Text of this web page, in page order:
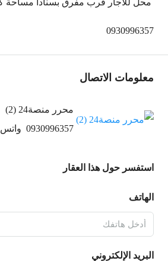
محل للأجار قرب مفرق بسنادا مساحة
0930996357
معلومات الاتصال
محرر منصة24 (2)
0930996357
استفسر حول هذا العقار
الهاتف
البريد الإلكتروني